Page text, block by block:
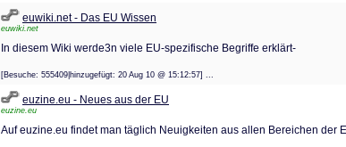
euwiki.net - Das EU Wissen
euwiki.net
In diesem Wiki werde3n viele EU-spezifische Begriffe erklärt-
[Besuche: 555409|hinzugefügt: 20 Aug 10 @ 15:12:57] ...
euzine.eu - Neues aus der EU
euzine.eu
Auf euzine.eu findet man täglich Neuigkeiten aus allen Bereichen der